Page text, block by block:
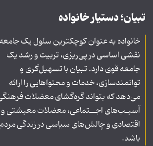
تبیان؛ دستیار خانواده
خانواده به عنوان کوچکترین سلول یک جامعه
نقشی اساسی در پی‌ریزی، تربیت و رشد یک
جامعه قوی دارد. تبیان با تسهیل‌گری و
توانمندسازی، خدمات و محتواهایی را ارائه
می‌دهد که بتواند گره‌گشای معضلات
آسیـب‌های اجــتماعی، معضلات معیشتی و
اقتصادی و چالش‌های سیاسی در زندگی مردم
باشد.